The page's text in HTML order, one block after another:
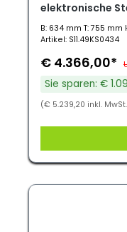
elektronische
B: 634 mm T: 755 mm
Artikel: S11.49KS0434
€ 4.366,00*
Sie sparen: €
(€ 5.239,20 inkl.